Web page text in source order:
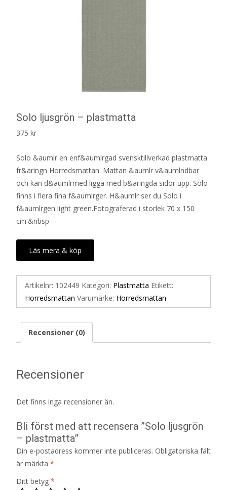
Solo ljusgrön – plastmatta
375 kr
Solo &aumlr en enf&aumlrgad svensktillverkad plastmatta
fr&aringn Horredsmattan. Mattan &aumlr v&aumlndbar
och kan d&aumlrmed ligga med b&aringda sidor upp. Solo
finns i flera fina f&aumlrger. H&aumlr ser du Solo i
f&aumlrgen light green.Fotograferad i storlek 70 x 150
cm.&nbsp
Läs mera & köp
Artikelnr: 102449 Kategori: Plastmatta Etikett:
Horredsmattan Varumärke: Horredsmattan
Recensioner (0)
Recensioner
Det finns inga recensioner än.
Bli först med att recensera ”Solo ljusgrön
– plastmatta”
Din e-postadress kommer inte publiceras. Obligatoriska fält
är märkta *
Ditt betyg *